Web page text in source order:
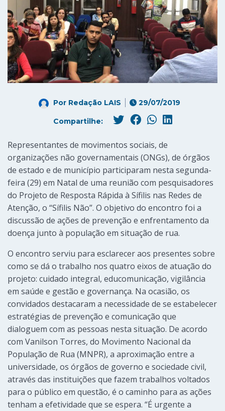
Por Redação LAIS 29/07/2019
Compartilhe:
Representantes de movimentos sociais, de
organizações não governamentais (ONGs), de órgãos
de estado e de município participaram nesta segunda-
feira (29) em Natal de uma reunião com pesquisadores
do Projeto de Resposta Rápida à Sífilis nas Redes de
Atenção, o “Sífilis Não”. O objetivo do encontro foi a
discussão de ações de prevenção e enfrentamento da
doença junto à população em situação de rua.
O encontro serviu para esclarecer aos presentes sobre
como se dá o trabalho nos quatro eixos de atuação do
projeto: cuidado integral, educomunicação, vigilância
em saúde e gestão e governança. Na ocasião, os
convidados destacaram a necessidade de se estabelecer
estratégias de prevenção e comunicação que
dialoguem com as pessoas nesta situação. De acordo
com Vanilson Torres, do Movimento Nacional da
População de Rua (MNPR), a aproximação entre a
universidade, os órgãos de governo e sociedade civil,
através das instituições que fazem trabalhos voltados
para o público em questão, é o caminho para as ações
tenham a efetividade que se espera. “É urgente a